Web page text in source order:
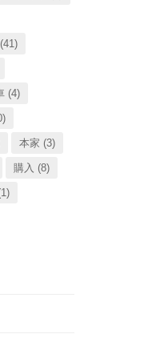
(41)
(4)
本家 (3)
購入 (8)